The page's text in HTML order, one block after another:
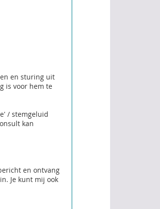
en sturing uit
is voor hem te
/ stemgeluid
kan
en ontvang
Je kunt mij ook